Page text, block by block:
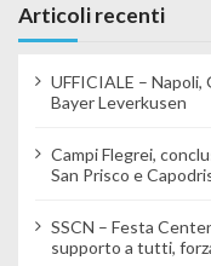
Articoli recenti
UFFICIALE –
Bayer Leverkusen
Campi Flegrei,
San Prisco e
SSCN – Festa
supporto a tutti,